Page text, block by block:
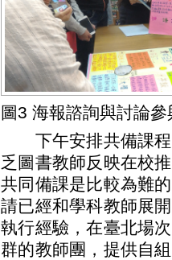
圖3 海報諮詢與討論參
下午安排共備課程
乏圖書教師反映在校
共同備課是比較為難
請已經和學科教師展
執行經驗，在臺北場
群的教師團，提供自